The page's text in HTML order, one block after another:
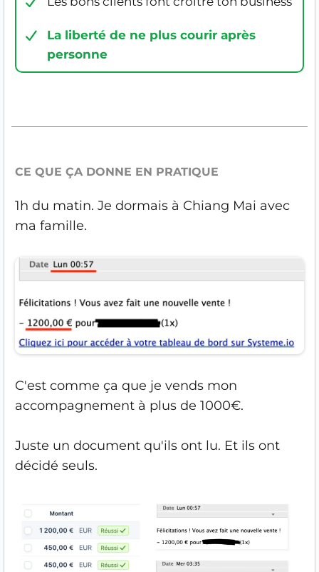
La liberté de ne plus courir après
personne
CE QUE ÇA DONNE EN PRATIQUE
1h du matin. Je dormais à Chiang Mai avec
ma famille.
C'est comme ça que je vends mon
accompagnement à plus de 1000€.
Juste un document qu'ils ont lu. Et ils ont
décidé seuls.